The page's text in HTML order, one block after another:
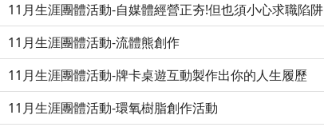
11月生涯團體活動-自媒體經營正夯!但也須小心求職陷阱
11月生涯團體活動-流體熊創作
11月生涯團體活動-牌卡桌遊互動製作出你的人生履歷
11月生涯團體活動-環氧樹脂創作活動